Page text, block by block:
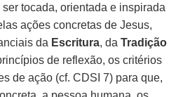
tocada, orientada e inspirada
ações concretas de Jesus,
da Escritura, daTradição
de reflexão, os critérios
de ação (cf. CDSI 7) para que,